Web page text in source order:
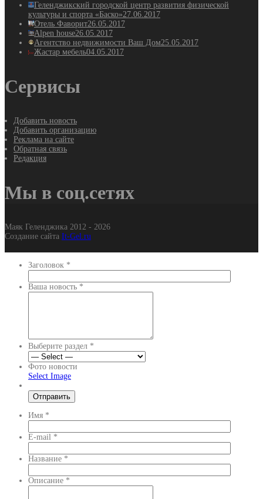
Геленджикский городской центр развития физической
культуры и спорта «Баско»27.06.2017
Отель Фаворит26.05.2017
Alpen house26.05.2017
Агентство недвижимости Ваш Дом25.05.2017
Жастар мебель04.05.2017
Сервисы
Добавить новость
Добавить организацию
Реклама на сайте
Обратная связь
Редакция
Мы в соц.сетях
Маяк Геленджика 2012 - 2026
Создание сайта It-Gel.ru
Заголовок *
Ваша новость *
Выберите раздел *
Фото новости
Select Image
Имя *
E-mail *
Название *
Описание *